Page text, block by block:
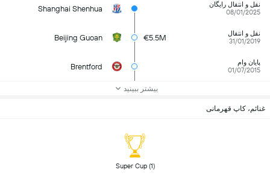
نقل و انتقال رایگان
08/01/2025
Shanghai Shenhua
نقل و انتقال
31/01/2019
€5.5M
Beijing Guoan
پایان وام
01/07/2015
Brentford
بیشتر ببینید
غنائم، کاپ قهرمانی
Super Cup (1)